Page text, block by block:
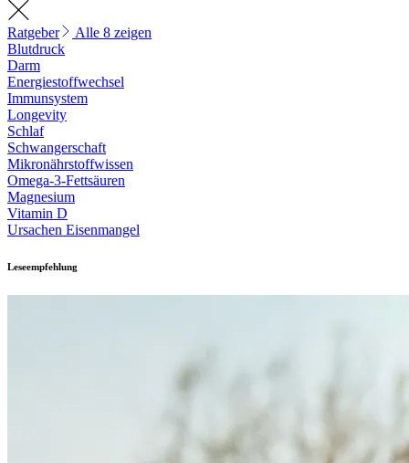
Ratgeber
Alle 8 zeigen
Blutdruck
Darm
Energiestoffwechsel
Immunsystem
Longevity
Schlaf
Schwangerschaft
Mikronährstoffwissen
Omega-3-Fettsäuren
Magnesium
Vitamin D
Ursachen Eisenmangel
Leseempfehlung